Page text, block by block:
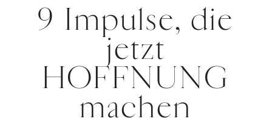
9 Impulse, die
jetzt
HOFFNUNG
machen